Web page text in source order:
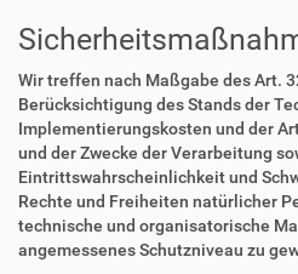
Wir treffen nach Maßgabe des Art.
Berücksichtigung des Stands der
Implementierungskosten und der
und der Zwecke der Verarbeitung
Eintrittswahrscheinlichkeit und
Rechte und Freiheiten natürlicher
technische und organisatorische
angemessenes Schutzniveau zu